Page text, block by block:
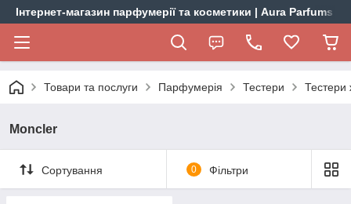
Інтернет-магазин парфумерії та косметики | Aura Parfums
Товари та послуги Парфумерія Тестери Тестери
Moncler
Сортування 0 Фільтри